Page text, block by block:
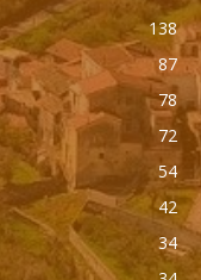
138
87
78
72
54
42
34